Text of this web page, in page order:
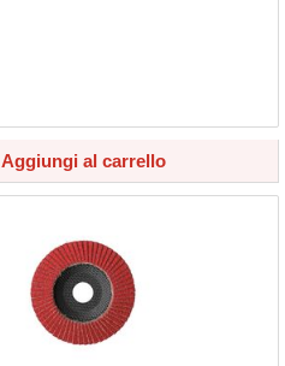
Aggiungi al carrello